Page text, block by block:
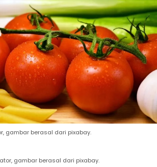
gambar berasal dari pixabay.
gambar berasal dari pixabay.